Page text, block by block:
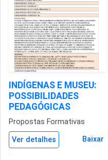
INDÍGENAS E MUSEU:
POSSIBILIDADES
PEDAGÓGICAS
Propostas Formativas
Ver detalhes Baixar